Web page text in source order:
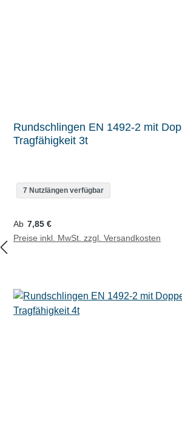
Rundschlingen EN 1492-2 mit
Tragfähigkeit 3t
7 Nutzlängen verfügbar
Regulärer Preis:
Ab 7,85 €
Preise inkl. MwSt. zzgl. Versandkosten